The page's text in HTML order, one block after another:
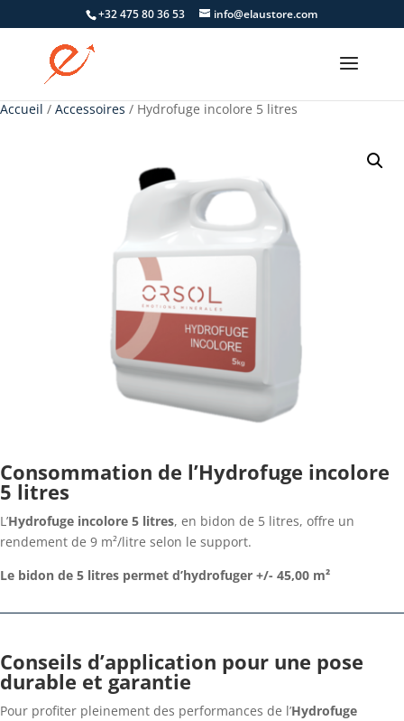
+32 475 80 36 53 info@elaustore.com
Accueil / Accessoires / Hydrofuge incolore 5 litres
Consommation de l’Hydrofuge incolore
5 litres
L’Hydrofuge incolore 5 litres, en bidon de 5 litres, offre un
rendement de 9 m²/litre selon le support.
Le bidon de 5 litres permet d’hydrofuger +/- 45,00 m²
Conseils d’application pour une pose
durable et garantie
Pour profiter pleinement des performances de l’Hydrofuge